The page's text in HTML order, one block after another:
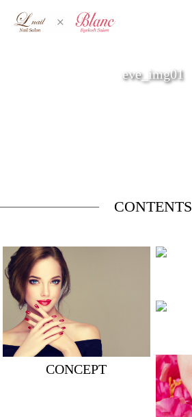
eve_img01
CONTENTS
CONCEPT